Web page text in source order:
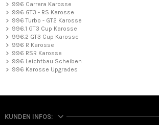
996 Carrera Karosse
996 GT3 - RS Karosse
996 Turbo - GT2 Karosse
996.1 GT3 Cup Karosse
996.2 GT3 Cup Karosse
996 R Karosse
996 RSR Karosse
996 Leichtbau Scheiben
996 Karosse Upgrades
KUNDEN INFOS: